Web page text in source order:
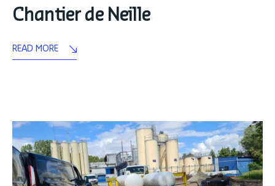
Chantier de Neille
READ MORE